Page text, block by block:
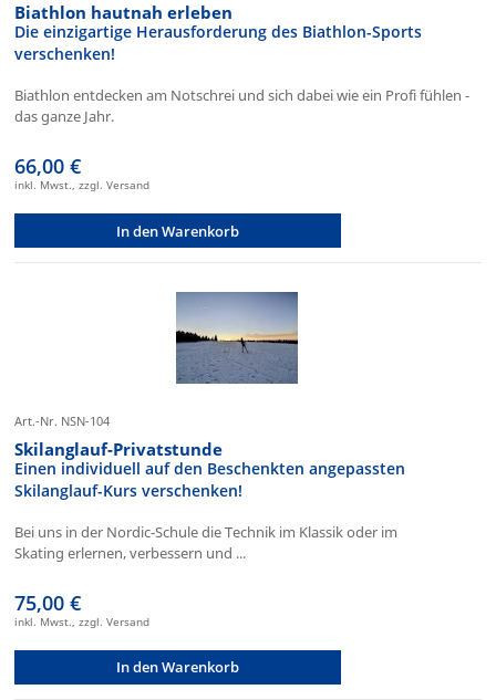
Biathlon hautnah erleben
Die einzigartige Herausforderung des Biathlon-Sports
verschenken!
Biathlon entdecken am Notschrei und sich dabei wie ein Profi fühlen -
das ganze Jahr.
66,00 €
inkl. Mwst., zzgl. Versand
In den Warenkorb
Art.-Nr. NSN-104
Skilanglauf-Privatstunde
Einen individuell auf den Beschenkten angepassten
Skilanglauf-Kurs verschenken!
Bei uns in der Nordic-Schule die Technik im Klassik oder im
Skating erlernen, verbessern und ...
75,00 €
inkl. Mwst., zzgl. Versand
In den Warenkorb